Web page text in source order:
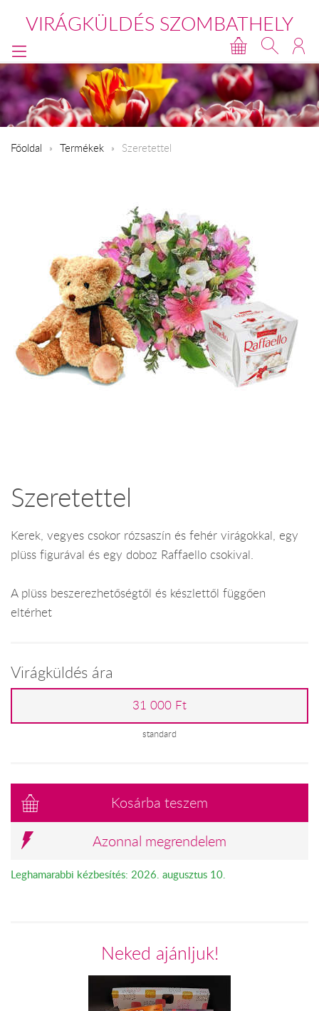
VIRÁGKÜLDÉS SZOMBATHELY
Főoldal Termékek Szeretettel
Szeretettel
Kerek, vegyes csokor rózsaszín és fehér virágokkal, egy
plüss figurával és egy doboz Raffaello csokival.
A plüss beszerezhetőségtől és készlettől függően
eltérhet
Virágküldés ára
31 000 Ft
standard
Kosárba teszem
Azonnal megrendelem
Leghamarabbi kézbesítés: 2026. augusztus 10.
Neked ajánljuk!